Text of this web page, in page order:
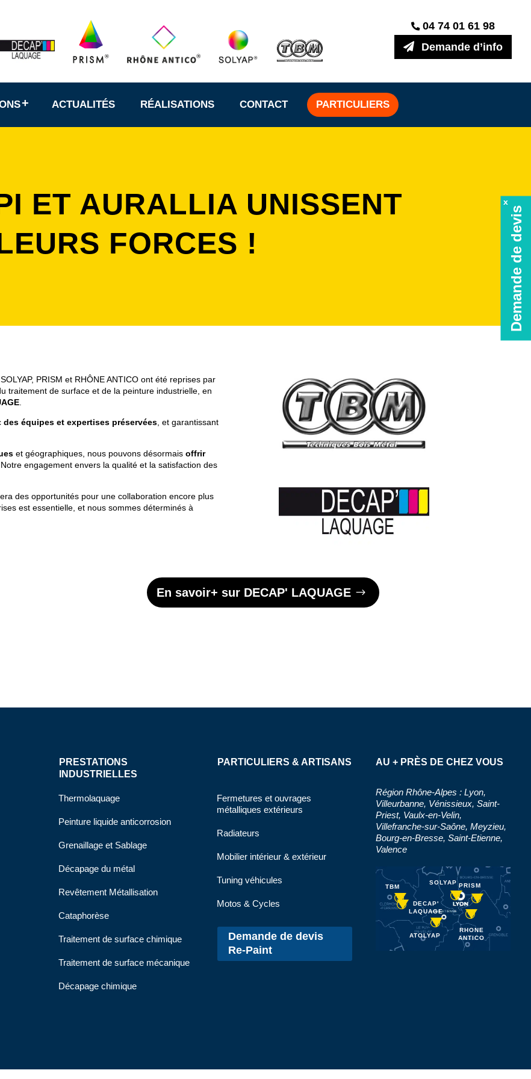
04 74 01 61 98
Demande d’info
ACTUALITÉS RÉALISATIONS CONTACT PARTICULIERS
ET AURALLIA UNISSENT
FORCES !
PRISM et RHÔNE ANTICO ont été reprises par
traitement de surface et de la peinture industrielle, en
.
des équipes et expertises préservées, et garantissant
et géographiques, nous pouvons désormaisoffrir
engagement envers la qualité et la satisfaction des
des opportunités pour une collaboration encore plus
est essentielle, et nous sommes déterminés à
En savoir+ sur DECAP' LAQUAGE
PRESTATIONS
INDUSTRIELLES
Thermolaquage
Peinture liquide anticorrosion
Grenaillage et Sablage
Décapage du métal
Revêtement Métallisation
Cataphorèse
Traitement de surface chimique
Traitement de surface mécanique
Décapage chimique
PARTICULIERS & ARTISANS
Fermetures et ouvrages
métalliques extérieurs
Radiateurs
Mobilier intérieur & extérieur
Tuning véhicules
Motos & Cycles
Demande de devis
Re-Paint
AU + PRÈS DE CHEZ VOUS
Région Rhône-Alpes : Lyon,
Villeurbanne, Vénissieux, Saint-
Priest, Vaulx-en-Velin,
Villefranche-sur-Saône, Meyzieu,
Bourg-en-Bresse, Saint-Etienne,
Valence
x
Demande de devis